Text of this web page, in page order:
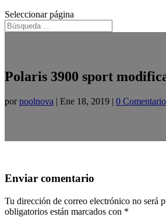
Seleccionar página
Polaris 3900 sport
porpoolnova | Ene 18, 2019 | 0
Enviar comentario
Tu dirección de correo electrónico no será
obligatorios están marcados con *